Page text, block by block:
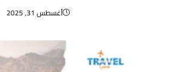
أغسطس 31, 2025